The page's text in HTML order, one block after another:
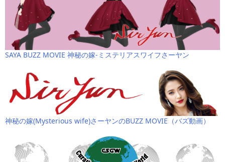
SAYA BUZZ MOVIE 神秘の嫁-ミステリアスワイフさーヤン
神秘の嫁(Mysterious wife)さーヤンのBUZZ MOVIE（バズ動画）